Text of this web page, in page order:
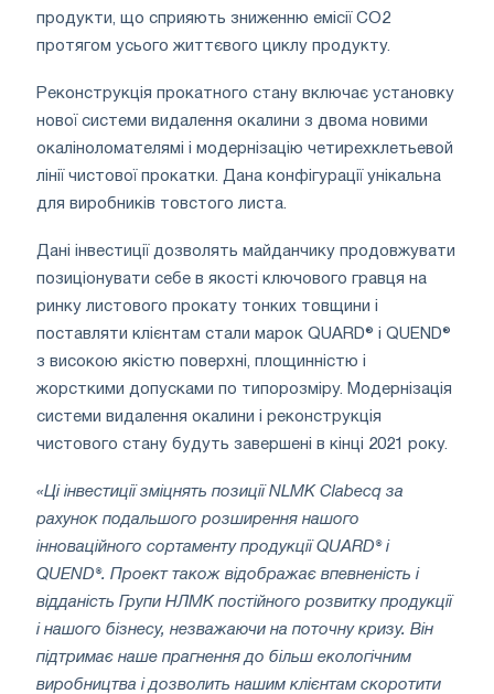
продукти, що сприяють зниженню емісії CO2
протягом усього життєвого циклу продукту.
Реконструкція прокатного стану включає установку
нової системи видалення окалини з двома новими
окаліноломателямі і модернізацію четирехклетьевой
лінії чистової прокатки. Дана конфігурації унікальна
для виробників товстого листа.
Дані інвестиції дозволять майданчику продовжувати
позиціонувати себе в якості ключового гравця на
ринку листового прокату тонких товщини і
поставляти клієнтам стали марок QUARD® і QUEND®
з високою якістю поверхні, площинністю і
жорсткими допусками по типорозміру. Модернізація
системи видалення окалини і реконструкція
чистового стану будуть завершені в кінці 2021 року.
«Ці інвестиції зміцнять позиції NLMK Clabecq за
рахунок подальшого розширення нашого
інноваційного сортаменту продукції QUARD® і
QUEND®. Проект також відображає впевненість і
відданість Групи НЛМК постійного розвитку продукції
і нашого бізнесу, незважаючи на поточну кризу. Він
підтримає наше прагнення до більш екологічним
виробництва і дозволить нашим клієнтам скоротити